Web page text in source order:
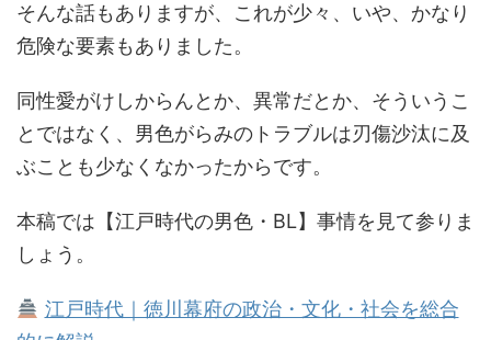
そんな話もありますが、これが少々、いや、かなり
危険な要素もありました。
同性愛がけしからんとか、異常だとか、そういうこ
とではなく、男色がらみのトラブルは刃傷沙汰に及
ぶことも少なくなかったからです。
本稿では【江戸時代の男色・BL】事情を見て参りま
しょう。
江戸時代｜徳川幕府の政治・文化・社会を総合